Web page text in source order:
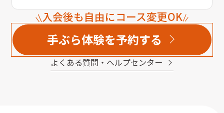
入会後も自由にコース変更OK
手ぶら体験を予約する
よくある質問・へルプセンター